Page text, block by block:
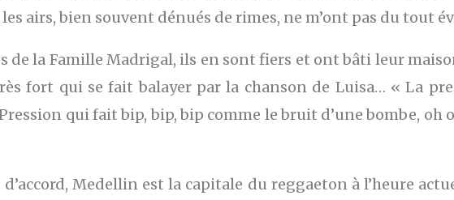
airs, bien souvent dénués de rimes, ne m’ont pas du tout
de la Famille Madrigal, ils en sont fiers et ont bâti leur
fort qui se fait balayer par la chanson de Luisa… « La
qui fait bip, bip, bip comme le bruit d’une bombe, oh
Medellin est la capitale du reggaeton à l’heure